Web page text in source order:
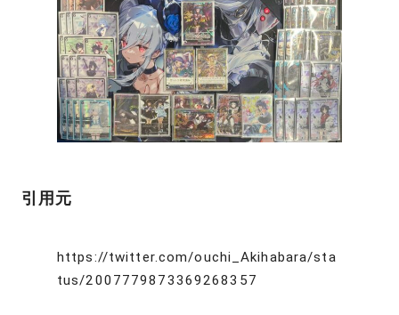
引用元
https://twitter.com/ouchi_Akihabara/sta
tus/2007779873369268357